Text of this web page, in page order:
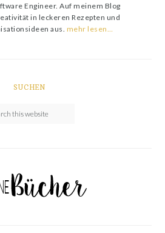
Engineer. Auf meinem Blog
in leckeren Rezepten und
aus. mehr lesen…
SUCHEN